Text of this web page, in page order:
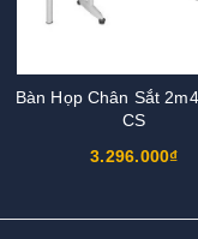
Bàn Họp Chân Sắt
CS
3.296.000₫